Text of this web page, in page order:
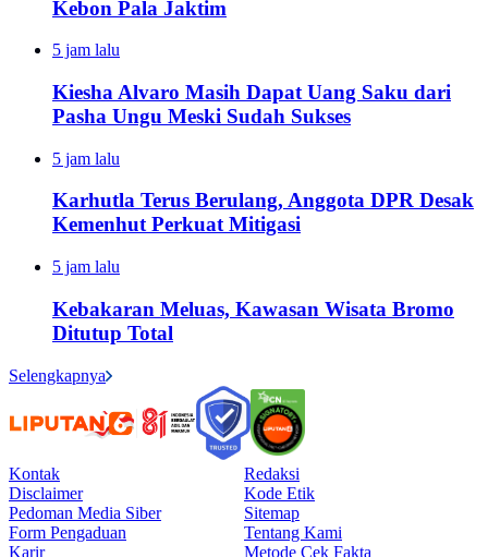
Kebon Pala Jaktim
5 jam lalu
Kiesha Alvaro Masih Dapat Uang Saku dari
Pasha Ungu Meski Sudah Sukses
5 jam lalu
Karhutla Terus Berulang, Anggota DPR Desak
Kemenhut Perkuat Mitigasi
5 jam lalu
Kebakaran Meluas, Kawasan Wisata Bromo
Ditutup Total
Selengkapnya
Kontak
Redaksi
Disclaimer
Kode Etik
Pedoman Media Siber
Sitemap
Form Pengaduan
Tentang Kami
Karir
Metode Cek Fakta